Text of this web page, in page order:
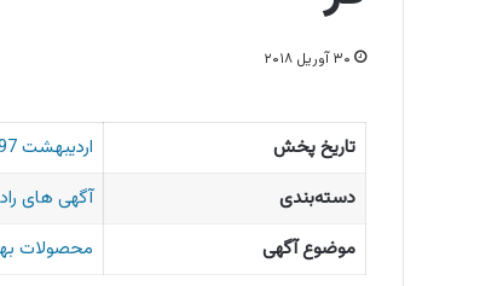
۳۰ آوریل ۲۰۱۸
تاریخ پخش
اردیبهشت 1397
دسته‌بندی
آگهی های
موضوع آگهی
محصولات